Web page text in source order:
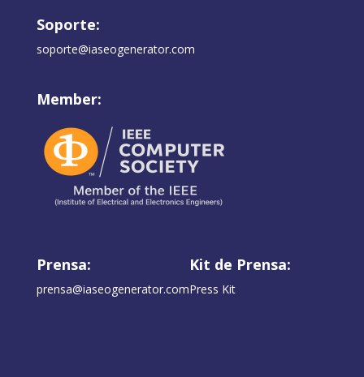
Soporte:
soporte@iaseogenerator.com
Member:
Prensa:
prensa@iaseogenerator.com
Kit de Prensa:
Press Kit